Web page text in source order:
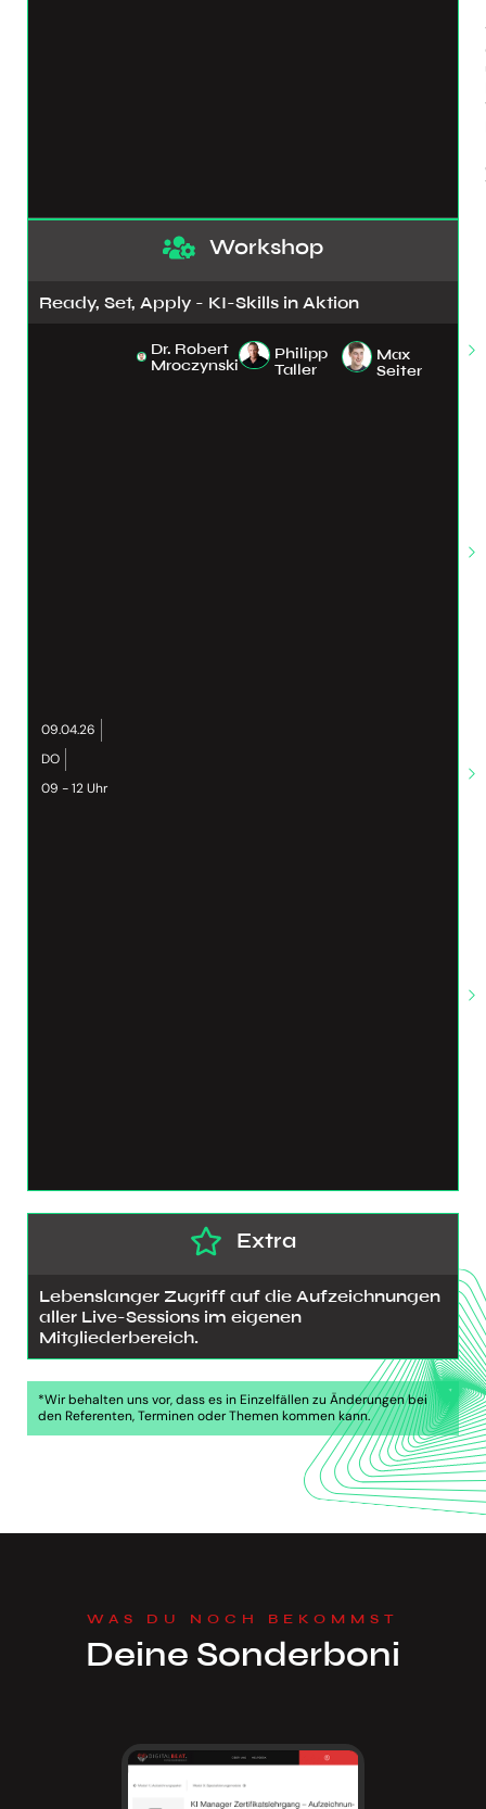
Workshop
Ready, Set, Apply - KI-Skills in Aktion
09.04.26
DO
09 - 12 Uhr
Dr. Robert
Mroczynski
Philipp
Taller
Max
Seiter
Extra
Lebenslanger Zugriff auf die Aufzeichnungen
aller Live-Sessions im eigenen
Mitgliederbereich.
*Wir behalten uns vor, dass es in Einzelfällen zu Änderungen bei
den Referenten, Terminen oder Themen kommen kann.
WAS DU NOCH BEKOMMST
Deine Sonderboni